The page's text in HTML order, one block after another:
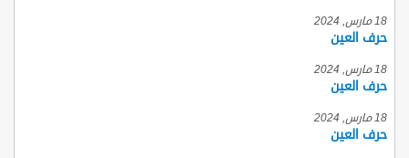
18 مارس, 2024
حرف العين
18 مارس, 2024
حرف العين
18 مارس, 2024
حرف العين